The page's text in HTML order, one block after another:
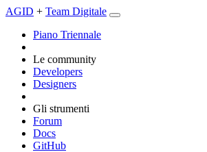
AGID + Team Digitale
Piano Triennale
Le community
Developers
Designers
Gli strumenti
Forum
Docs
GitHub